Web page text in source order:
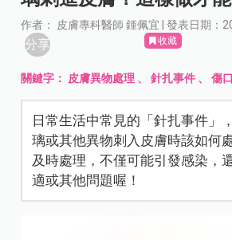
作者： 皮膚專科醫師 鍾佩宜 | 發表日期：
分享 收藏
關鍵字： 皮膚異物處理 、針扎事件 、傷
日常生活中常見的「針扎事件」
璃或其他異物刺入皮膚時該如何
及時處理，不僅可能引發感染，
適或其他問題喔！